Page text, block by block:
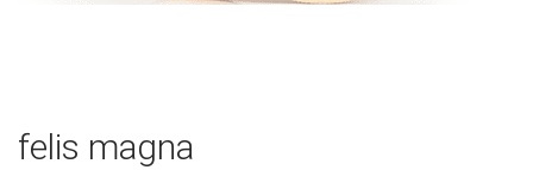
felis magna